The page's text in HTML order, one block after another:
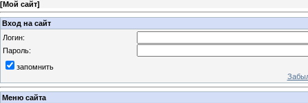
[Мой сайт]
Вход на сайт
Логин:
Пароль:
запомнить
Меню сайта